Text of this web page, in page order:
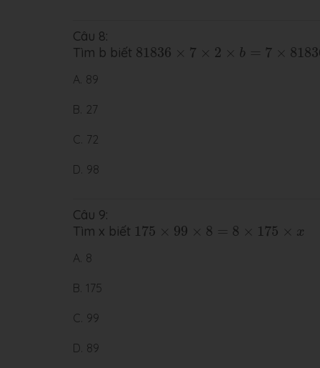
Câu 8:
Tìm b biết 81836 × 7 × 2 × b = 7 ×
81836 2 = 81836× ×2
A. 89
B. 27
C. 72
D. 98
Câu 9:
Tìm x biết 175 × 99 × 8 = 8 × 175 × x
175 99×8 = 8 × ×
A. 8
B. 175
C. 99
D. 89